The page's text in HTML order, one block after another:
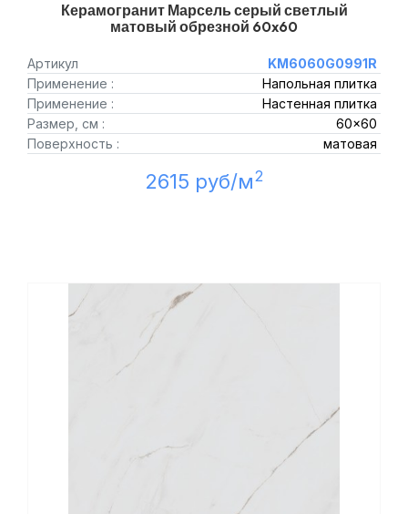
Керамогранит Марсель серый светлый
матовый обрезной 60x60
Артикул
KM6060G0991R
Применение :
Напольная плитка
Применение :
Настенная плитка
Размер, см :
60x60
Поверхность :
матовая
2615 руб/м2